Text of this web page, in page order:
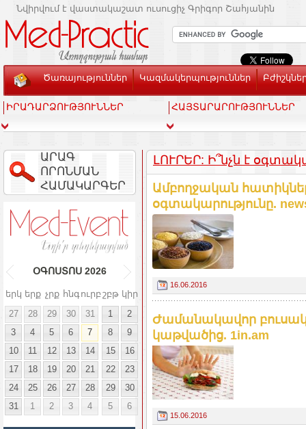
Նվիրվում է վաստակաշատ ուսուցիչ Գրիգոր Շահյանին
Ծառայություններ Կազմակերպություններ
ԻՐԱԴԱՐՁՈՒԹՅՈՒՆՆԵՐ ՀԱՅՏԱՐԱՐՈՒԹՅՈՒՆՆԵՐ
ԱՐԱԳ
ՈՐՈՆՄԱՆ
ՀԱՄԱԿԱՐԳԵՐ
ՕԳՈՍՏՈՍ 2026
երկ երք չրք հնգուրբ շբթ կիր
27
28 29 30 31 1
2
3
4 5 6 7 8
9
10
11 12 13 14 15
16
17
18 19 20 21 22
23
24
25 26 27 28 29
30
31
1 2 3 4 5 6
ԼՈՒՐԵՐ: Ի՞նչն է
Ամբողջական
օգտակարությունը.
16.06.2016
Ժամանակավոր
կաթվածից. 1in.am
15.06.2016